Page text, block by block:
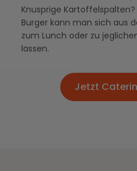
Knusprige
Burger kann man sich aus
zum Lunch oder zu
lassen.
Jetzt
Jetzt